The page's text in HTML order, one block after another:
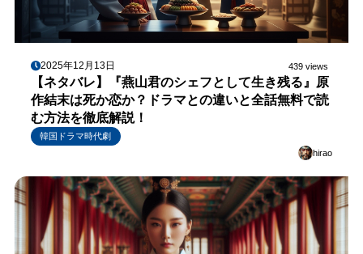
2025年12月13日 439 views
【ネタバレ】『燕山君のシェフとして生き残る』原
作結末は死か恋か？ドラマとの違いと全話無料で読
む方法を徹底解説！
韓国ドラマ時代劇
hirao